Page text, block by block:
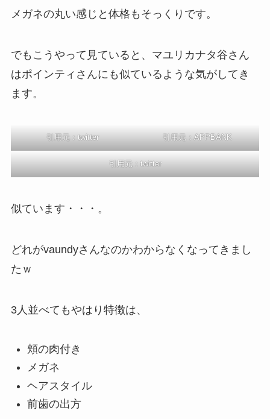
メガネの丸い感じと体格もそっくりです。
でもこうやって見ていると、マユリカナタ谷さん
はポインティさんにも似ているような気がしてき
ます。
引用元：twitter 引用元：APPBANK
引用元：twitter
似ています・・・。
どれがvaundyさんなのかわからなくなってきまし
たｗ
3人並べてもやはり特徴は、
頬の肉付き
メガネ
ヘアスタイル
前歯の出方